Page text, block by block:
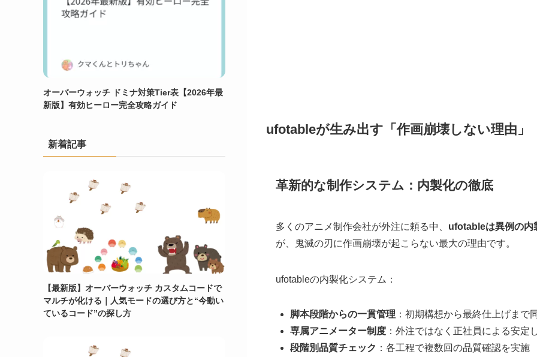
ufotableが生み出す「作画崩壊しない理由」
革新的な制作システム：内製化の徹底
多くのアニメ制作会社が外注に頼る中、 ufotableは異例の内
が、鬼滅の刃に作画崩壊が起こらない最大の理由です。
ufotableの内製化システム：
脚本段階からの一貫管理 ：初期構想から最終仕上げまで
専属アニメーター制度 ：外注ではなく正社員による安定
段階別品質チェック ：各工程で複数回の品質確認を実施
オーバーウォッチ ドミナ対策Tier表【2026年最
新版】有効ヒーロー完全攻略ガイド
新着記事
【最新版】オーバーウォッチ カスタムコードで
マルチが化ける｜人気モードの選び方と“今動い
ているコード”の探し方